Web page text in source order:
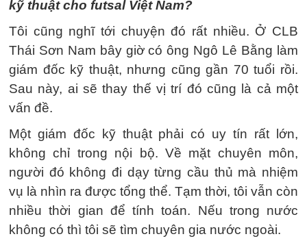
kỹ thuật cho futsal Việt Nam?
Tôi cũng nghĩ tới chuyện đó rất nhiều. Ở CLB
Thái Sơn Nam bây giờ có ông Ngô Lê Bằng làm
giám đốc kỹ thuật, nhưng cũng gần 70 tuổi rồi.
Sau này, ai sẽ thay thế vị trí đó cũng là cả một
vấn đề.
Một giám đốc kỹ thuật phải có uy tín rất lớn,
không chỉ trong nội bộ. Về mặt chuyên môn,
người đó không đi dạy từng cầu thủ mà nhiệm
vụ là nhìn ra được tổng thể. Tạm thời, tôi vẫn còn
nhiều thời gian để tính toán. Nếu trong nước
không có thì tôi sẽ tìm chuyên gia nước ngoài.